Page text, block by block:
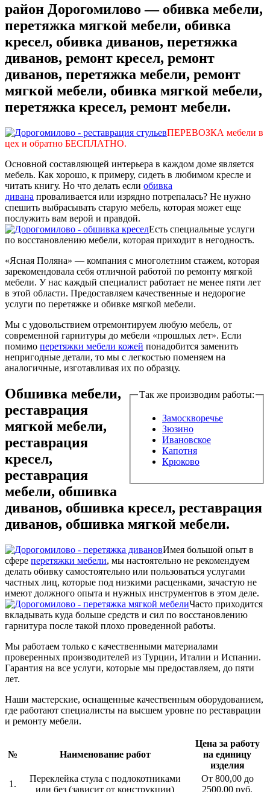
район Дорогомилово — обивка мебели,
перетяжка мягкой мебели, обивка
кресел, обивка диванов, перетяжка
диванов, ремонт кресел, ремонт
диванов, перетяжка мебели, ремонт
мягкой мебели, обивка мягкой мебели,
перетяжка кресел, ремонт мебели.
ПЕРЕВОЗКА мебели в
цех и обратно БЕСПЛАТНО.
Основной составляющей интерьера в каждом доме является
мебель. Как хорошо, к примеру, сидеть в любимом кресле и
читать книгу. Но что делать если обивка
дивана проваливается или изрядно потрепалась? Не нужно
спешить выбрасывать старую мебель, которая может еще
послужить вам верой и правдой.
Есть специальные услуги
по восстановлению мебели, которая приходит в негодность.
«Ясная Поляна» — компания с многолетним стажем, которая
зарекомендовала себя отличной работой по ремонту мягкой
мебели. У нас каждый специалист работает не менее пяти лет
в этой области. Предоставляем качественные и недорогие
услуги по перетяжке и обивке мягкой мебели.
Мы с удовольствием отремонтируем любую мебель, от
современной гарнитуры до мебели «прошлых лет». Если
помимо перетяжки мебели кожей понадобится заменить
непригодные детали, то мы с легкостью поменяем на
аналогичные, изготавливая их по образцу.
Так же производим работы:
Замоскворечье
Зюзино
Ивановское
Капотня
Крюково
Обшивка мебели,
реставрация
мягкой мебели,
реставрация
кресел,
реставрация
мебели, обшивка
диванов, обшивка кресел, реставрация
диванов, обшивка мягкой мебели.
Имея большой опыт в
сфере перетяжки мебели, мы настоятельно не рекомендуем
делать обивку самостоятельно или пользоваться услугами
частных лиц, которые под низкими расценками, зачастую не
имеют должного опыта и нужных инструментов в этом деле.
Часто приходится
вкладывать куда больше средств и сил по восстановлению
гарнитура после такой плохо проведенной работы.
Мы работаем только с качественными материалами
проверенных производителей из Турции, Италии и Испании.
Гарантия на все услуги, которые мы предоставляем, до пяти
лет.
Наши мастерские, оснащенные качественным оборудованием,
где работают специалисты на высшем уровне по реставрации
и ремонту мебели.
№ Наименование работ
Цена за работу
на единицу
изделия
1.
Переклейка стула с подлокотниками
или без (зависит от конструкции)
От 800,00 до
2500,00 руб.